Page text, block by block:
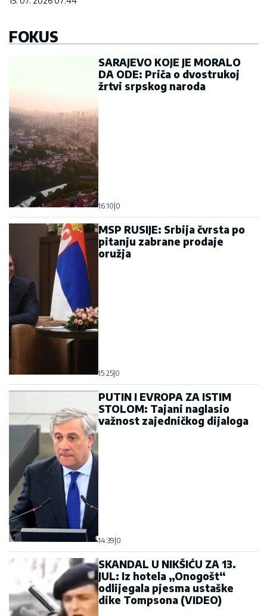
FOKUS
SARAJEVO KOJE JE MORALO
DA ODE: Priča o dvostrukoj
žrtvi srpskog naroda
16:10 0
MSP RUSIJE: Srbija čvrsta po
pitanju zabrane prodaje
oružja
15:25 0
PUTIN I EVROPA ZA ISTIM
STOLOM: Tajani naglasio
važnost zajedničkog dijaloga
14:39 0
SKANDAL U NIKŠIĆU ZA 13.
JUL: Iz hotela „Onogošt“
odlijegala pjesma ustaške
dike Tompsona (VIDEO)